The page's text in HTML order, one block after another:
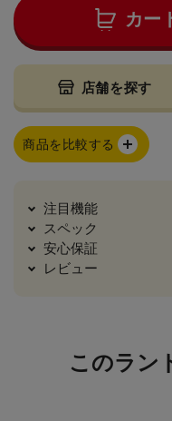
カー
店舗を探す
商品を比較する
注目機能
スペック
安心保証
レビュー
このラン